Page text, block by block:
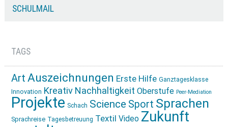
SCHULMAIL
TAGS
Art Auszeichnungen Erste Hilfe Ganztagesklasse
Innovation Kreativ Nachhaltigkeit Oberstufe Peer-Mediation
Projekte Schach Science Sport Sprachen
Sprachreise Tagesbetreuung Textil Video Zukunft